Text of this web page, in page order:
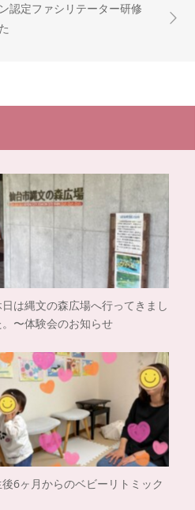
認定ファシリテーター研修
は縄文の森広場へ行ってきまし
。〜体験会のお知らせ
6ヶ月からのベビーリトミック